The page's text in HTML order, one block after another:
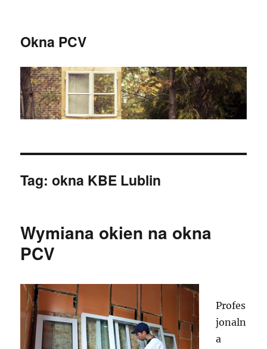
Okna PCV
Tag:okna KBE Lublin
Wymiana okien na okna
PCV
Profes
jonaln
a